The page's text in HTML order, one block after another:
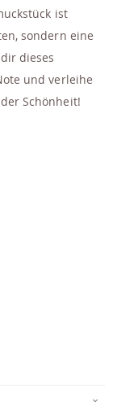
ist
sondern eine
dieses
und verleihe
Schönheit!